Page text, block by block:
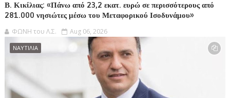
Β. Κικίλιας: «Πάνω από 23,2 εκατ. ευρώ σε περισσότερους από
281.000 νησιώτες μέσω του Μεταφορικού Ισοδυνάμου»
ΦΩΝΗ του Λ.Σ. Aug 06, 2026
ΝΑΥΤΙΛΙΑ